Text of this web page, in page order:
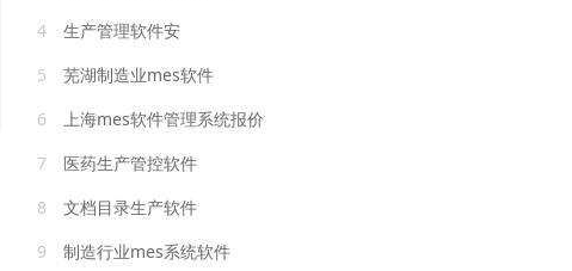
4
生产管理软件安
5
芜湖制造业mes软件
6
上海mes软件管理系统报价
7
医药生产管控软件
8
文档目录生产软件
9
制造行业mes系统软件